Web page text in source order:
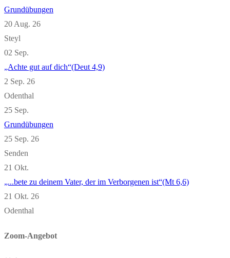
Grundübungen
20 Aug. 26
Steyl
02 Sep.
„Achte gut auf dich“(Deut 4,9)
2 Sep. 26
Odenthal
25 Sep.
Grundübungen
25 Sep. 26
Senden
21 Okt.
„...bete zu deinem Vater, der im Verborgenen ist“(Mt 6,6)
21 Okt. 26
Odenthal
Zoom-Angebot